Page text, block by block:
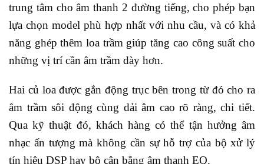
trung tâm cho âm thanh 2 đường tiếng, cho phép bạn
lựa chọn model phù hợp nhất với nhu cầu, và có khả
năng ghép thêm loa trầm giúp tăng cao công suất cho
những vị trí cần âm trầm dày hơn.
Hai củ loa được gắn động trục bên trong từ đó cho ra
âm trầm sôi động cùng dải âm cao rõ ràng, chi tiết.
Qua kỹ thuật đó, khách hàng có thể tận hưởng âm
nhạc ấn tượng mà không cần sự hỗ trợ của bộ xử lý
tín hiệu DSP hay bộ cân bằng âm thanh EQ.